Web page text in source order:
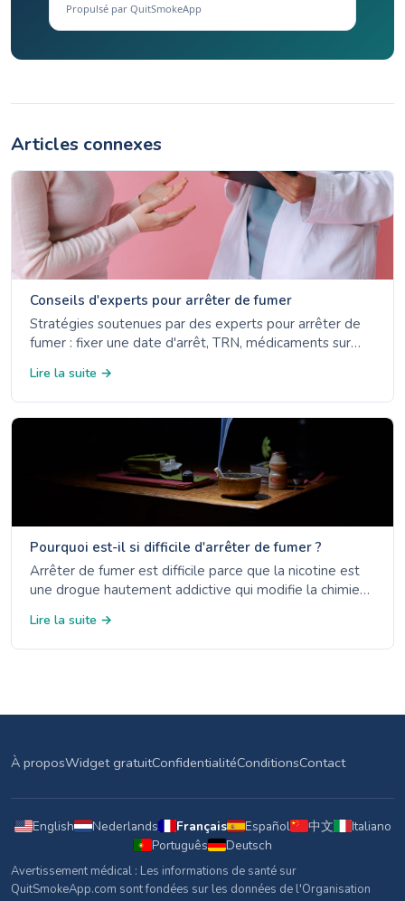
Propulsé par QuitSmokeApp
Articles connexes
Conseils d'experts pour arrêter de fumer
Stratégies soutenues par des experts pour arrêter de
fumer : fixer une date d'arrêt, TRN, médicaments sur
Conseils fondés sur des preuves du CDC, du NHS et de
l'ACS.
Lire la suite →
Pourquoi est-il si difficile d'arrêter de fumer ?
Arrêter de fumer est difficile parce que la nicotine est
une drogue hautement addictive qui modifie la chimie
pourquoi les habitudes persistent et comment la
plupart des gens réussissent après plusieurs tentatives.
Lire la suite →
À proposWidget gratuitConfidentialitéConditionsContact
English Nederlands Français Español 中文
Italiano
Português
Deutsch
Avertissement médical : Les informations de santé sur
QuitSmokeApp.com sont fondées sur les données de l'Organisation